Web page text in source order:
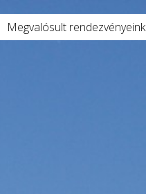
Megvalósult rendezvényeink